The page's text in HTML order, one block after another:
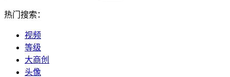
热门搜索：
视频
等级
大商创
头像